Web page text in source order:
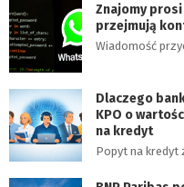
Znajomy prosi
przejmują
Wiadomość
Dlaczego
KPO o
na kredyt
Popyt na kredyt